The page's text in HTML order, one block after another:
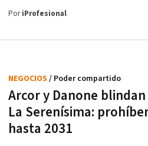
PoriProfesional
Arcor y Danone
La Serenísima:
hasta 2031
NEGOCIOS / Poder compartido